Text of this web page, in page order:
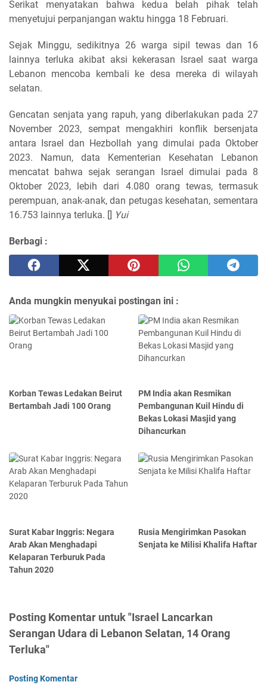
Serikat menyatakan bahwa kedua belah pihak telah
menyetujui perpanjangan waktu hingga 18 Februari.
Sejak Minggu, sedikitnya 26 warga sipil tewas dan 16
lainnya terluka akibat aksi kekerasan Israel saat warga
Lebanon mencoba kembali ke desa mereka di wilayah
selatan.
Gencatan senjata yang rapuh, yang diberlakukan pada 27
November 2023, sempat mengakhiri konflik bersenjata
antara Israel dan Hezbollah yang dimulai pada Oktober
2023. Namun, data Kementerian Kesehatan Lebanon
mencatat bahwa sejak serangan Israel dimulai pada 8
Oktober 2023, lebih dari 4.080 orang tewas, termasuk
perempuan, anak-anak, dan petugas kesehatan, sementara
16.753 lainnya terluka. [] Yui
Berbagi :
Anda mungkin menyukai postingan ini :
Korban Tewas Ledakan Beirut
Bertambah Jadi 100 Orang
PM India akan Resmikan
Pembangunan Kuil Hindu di
Bekas Lokasi Masjid yang
Dihancurkan
Surat Kabar Inggris: Negara
Arab Akan Menghadapi
Kelaparan Terburuk Pada
Tahun 2020
Rusia Mengirimkan Pasokan
Senjata ke Milisi Khalifa Haftar
Posting Komentar untuk "Israel Lancarkan
Serangan Udara di Lebanon Selatan, 14 Orang
Terluka"
Posting Komentar